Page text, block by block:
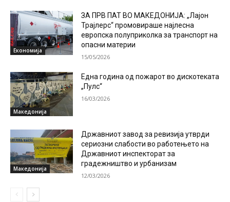
Економија
ЗА ПРВ ПАТ ВО МАКЕДОНИЈА: „Лајон
Трајлерс“ промовираше најлесна
европска полуприколка за транспорт на
опасни материи
15/05/2026
Македонија
Една година од пожарот во дискотеката
„Пулс“
16/03/2026
Македонија
Државниот завод за ревизија утврди
сериозни слабости во работењето на
Државниот инспекторат за
градежништво и урбанизам
12/03/2026